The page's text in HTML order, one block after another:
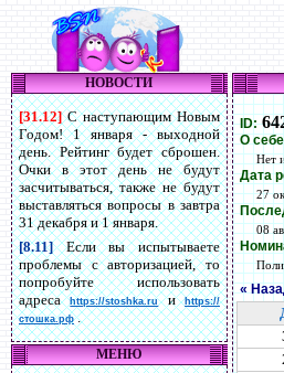
НОВОСТИ
[31.12]С наступающим Новым
Годом! 1 января - выходной
день. Рейтинг будет сброшен.
Очки в этот день не будут
засчитываться, также не будут
выставляться вопросы в завтра
31 декабря и 1 января.
[8.11]Если вы испытываете
проблемы с авторизацией, то
попробуйте использовать
адресаhttps://stoshka.ruиhttps://
стошка.рф.
МЕНЮ
ID:
О
Нет
Дата
27
08
«